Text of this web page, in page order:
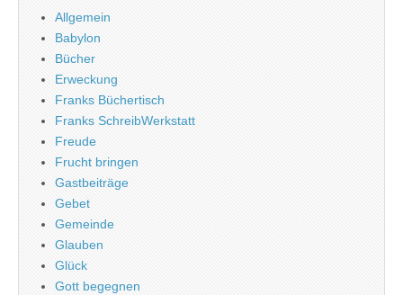
Allgemein
Babylon
Bücher
Erweckung
Franks Büchertisch
Franks SchreibWerkstatt
Freude
Frucht bringen
Gastbeiträge
Gebet
Gemeinde
Glauben
Glück
Gott begegnen